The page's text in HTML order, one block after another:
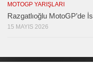
MOTOGP YARIŞLARI
Razgatlıoğlu MotoGP’de
15 MAYIS 2026